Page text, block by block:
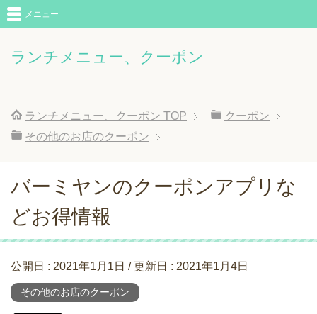
ランチメニュー、クーポン
メニュー
ランチメニュー、クーポン TOP
クーポン
その他のお店のクーポン
バーミヤンのクーポンアプリな
どお得情報
公開日 : 2021年1月1日 / 更新日 : 2021年1月4日
その他のお店のクーポン